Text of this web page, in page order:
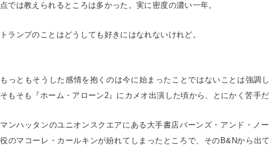
点では教えられるところは多かった。実に密度の濃い一年。
トランプのことはどうしても好きにはなれないけれど。
もっともそうした感情を抱くのは今に始まったことではないことは強調
そもそも『ホーム・アローン2』にカメオ出演した頃から、とにかく苦手
マンハッタンのユニオンスクエアにある大手書店バーンズ・アンド・ノ
役のマコーレ・カールキンが紛れてしまったところで、そのB&Nから出